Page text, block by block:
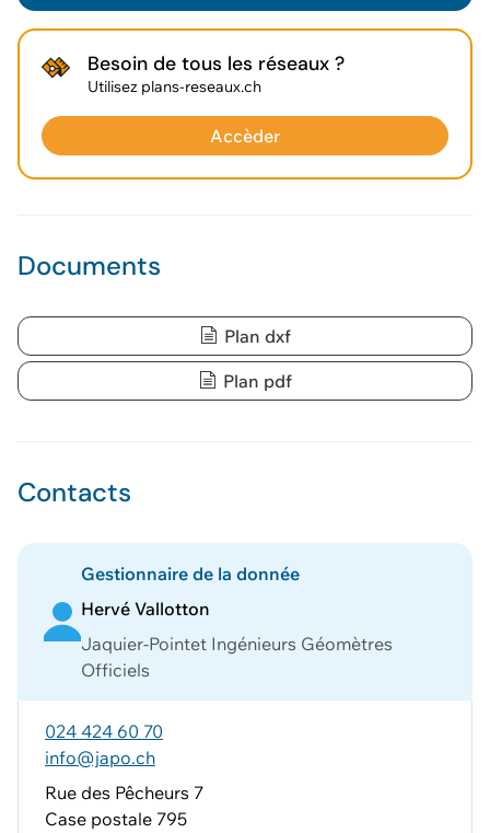
Documents
Plan dxf
Plan pdf
Contacts
Gestionnaire de la donnée
Hervé Vallotton
Jaquier-Pointet Ingénieurs Géomètres
Officiels
024 424 60 70
info@japo.ch
Rue des Pêcheurs 7
Case postale 795
Géodonnée ajoutée au panier !
Voir le panier
Besoin de tous les réseaux ?
Utilisez plans-reseaux.ch
Accèder